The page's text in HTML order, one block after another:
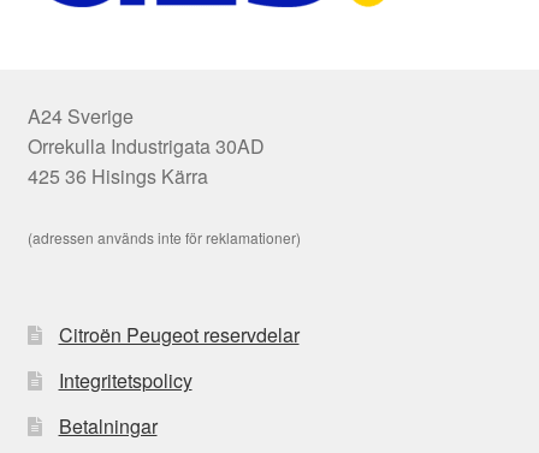
A24 Sverige
Orrekulla Industrigata 30AD
425 36 Hisings Kärra
(adressen används inte för reklamationer)
Citroën Peugeot reservdelar
Integritetspolicy
Betalningar